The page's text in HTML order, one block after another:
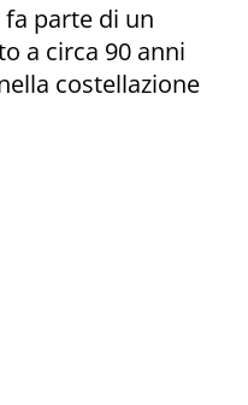
fa parte di un
a circa 90 anni
costellazione